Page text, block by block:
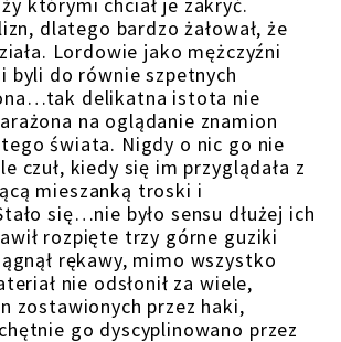
dlatego bardzo żałował, że
Lordowie jako mężczyźni
byli do równie szpetnych
delikatna istota nie
na oglądanie znamion
świata. Nigdy o nic go nie
czuł, kiedy się im przyglądała z
mieszanką troski i
się…nie było sensu dłużej ich
rozpięte trzy górne guziki
rękawy, mimo wszystko
nie odsłonił za wiele,
zostawionych przez haki,
go dyscyplinowano przez